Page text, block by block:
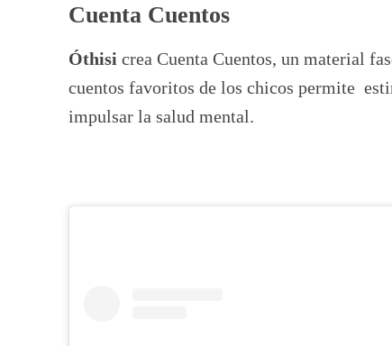
Cuenta Cuentos
Óthisi crea Cuenta Cuentos, un material
cuentos favoritos de los chicos permite
impulsar la salud mental.